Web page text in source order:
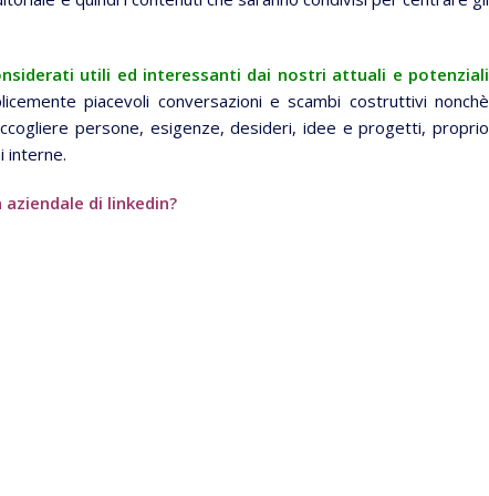
utili ed interessanti dai nostri attuali e potenziali
piacevoli conversazioni e scambi costruttivi nonchè
persone, esigenze, desideri, idee e progetti, proprio
interne.
di linkedin?